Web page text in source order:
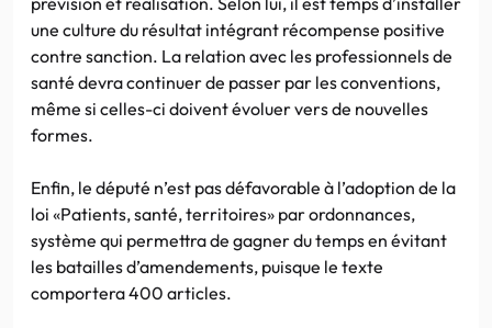
une culture du résultat intégrant récompense positive
contre sanction. La relation avec les professionnels de
santé devra continuer de passer par les conventions,
même si celles-ci doivent évoluer vers de nouvelles
formes.
Enfin, le député n’est pas défavorable à l’adoption de la
loi «Patients, santé, territoires» par ordonnances,
système qui permettra de gagner du temps en évitant
les batailles d’amendements, puisque le texte
comportera 400 articles.